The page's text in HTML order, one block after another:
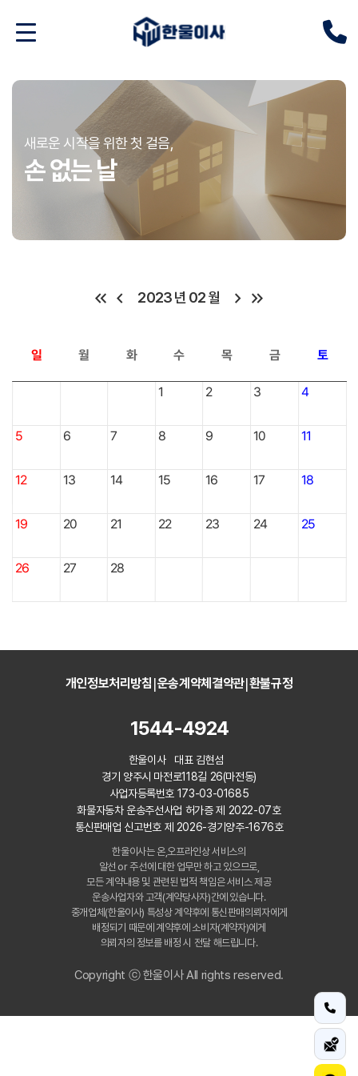
새로운 시작을 위한 첫 걸음,
손 없는 날
keyboard_double_arrow_left chevron_left 2023 년 02 월 chevron_right keyboard_double_arrow_right
일 월 화 수 목 금 토
1 2 3 4
5 6 7 8 9 10 11
12 13 14 15 16 17 18
19 20 21 22 23 24 25
26 27 28
1544-4924
개인정보처리방침 운송계약체결약관| 환불규정
한울이사 대표 김현섬
경기 양주시 마전로118길 26(마전동)
사업자등록번호 173-03-01685
화물자동차 운송주선사업 허가증 제 2022-07호
통신판매업 신고번호 제 2026-경기양주-1676호
한울이사는 온,오프라인상 서비스의
알선 or 주선에 대한 업무만 하고 있으므로,
모든 계약내용 및 관련된 법적 책임은 서비스 제공
운송사업자와 고객(계약당사자)간에 있습니다.
중개업체(한울이사) 특성상 계약후에 통신판매의뢰자에게
배정되기 때문에 계약후에 소비자(계약자)에게
의뢰자의 정보를 배정 시 전달 해드립니다.
Copyright ⓒ 한울이사 All rights reserved.